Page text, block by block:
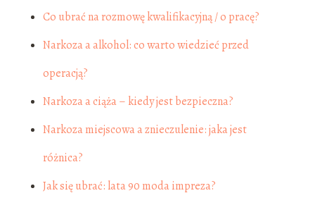
Co ubrać na rozmowę kwalifikacyjną / o pracę?
Narkoza a alkohol: co warto wiedzieć przed
operacją?
Narkoza a ciąża – kiedy jest bezpieczna?
Narkoza miejscowa a znieczulenie: jaka jest
różnica?
Jak się ubrać: lata 90 moda impreza?